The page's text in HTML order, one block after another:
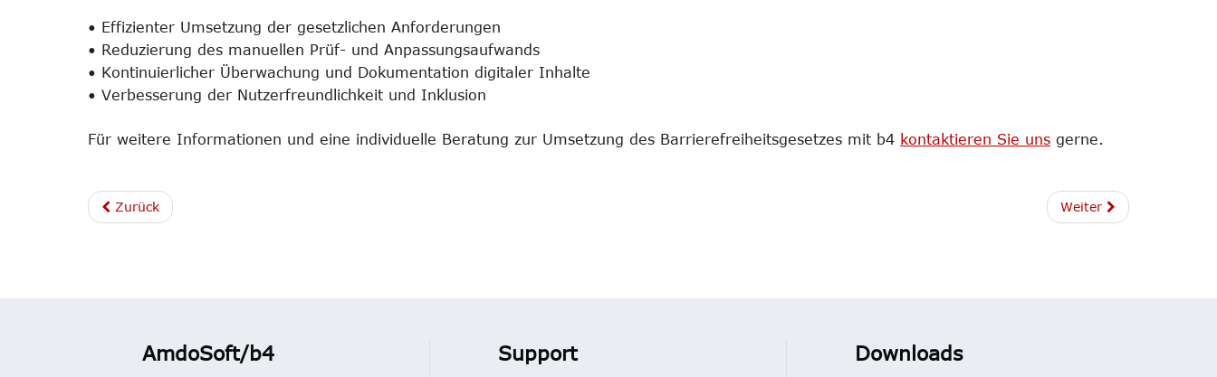
• Effizienter Umsetzung der gesetzlichen Anforderungen
• Reduzierung des manuellen Prüf- und Anpassungsaufwands
• Kontinuierlicher Überwachung und Dokumentation digitaler Inhalte
• Verbesserung der Nutzerfreundlichkeit und Inklusion
Für weitere Informationen und eine individuelle Beratung zur Umsetzung des Barrierefreiheitsgesetzes mit b4 kontaktieren Sie uns gerne.
Zurück Weiter
AmdoSoft/b4 Support Downloads